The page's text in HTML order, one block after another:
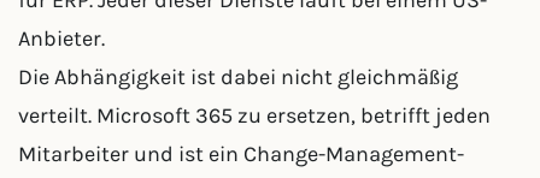
Anbieter.
Die Abhängigkeit ist dabei nicht gleichmäßig
verteilt. Microsoft 365 zu ersetzen, betrifft jeden
Mitarbeiter und ist ein Change-Management-